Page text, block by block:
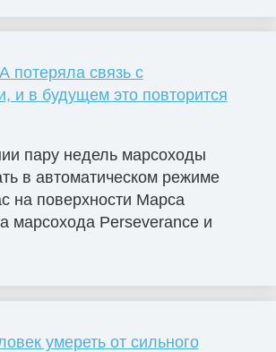
потеряла связь с
и в будущем это повторится
пару недель марсоходы
в автоматическом режиме
на поверхности Марса
марсохода Perseverance и
умереть от сильного